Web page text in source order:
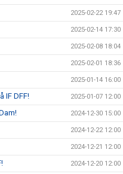
2025-02-22 19:47
2025-02-14 17:30
2025-02-08 18:04
2025-02-01 18:36
2025-01-14 16:00
IF DFF! 2025-01-07 12:00
2024-12-30 15:00
2024-12-22 12:00
2024-12-21 12:00
2024-12-20 12:00